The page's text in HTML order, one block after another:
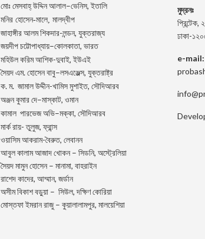
মোঃ মেসবাহ্ উদ্দিন আলাল–ভেনিস,ইতালি
মনির হোসেন-মালে, মালদ্বীপ
জাহাঙ্গীর আলম শিকদার-লন্ডন, যুক্তরাজ্য
জয়দীপ চট্টোপাধ্যায়–কোলকাতা, ভারত
মহিউল করিম আশিক-দুবাই, ইউএই
সৈয়দ এম. হোসেন বাবু–লসএঞ্জেল্স, যুক্তরাষ্ট্র
ক. ম. জামাল উদ্দীন-খামিস মুশাইত, সৌদিআরব
অঞ্জন কুমার দে–মাস্কাট, ওমান
কামাল পারভেজ অভি–মক্কা, সৌদিআরব
মার্ক রায়- তুলুজ, ফ্রান্স
ওয়াসিম আকরাম-বৈরুত, লেবানন
আবুল কালাম আজাদ খোকন – সিডনি, অস্ট্রেলিয়া
সৈয়দ মামুন হোসেন – মানামা, বাহরাইন
রাশেদ কাদের, আম্মান, জর্ডান
অসীম বিকাশ বড়ুয়া – সিউল, দক্ষিণ কোরিয়া
মোস্তফা ইমরান রাজু – কুয়ালালামপুর, মালয়েশিয়া
মুদ্রনঃ
প্রিন্টেক,
ঢাকা-
e-mail: